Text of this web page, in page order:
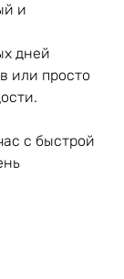
и
дней
или просто
с быстрой